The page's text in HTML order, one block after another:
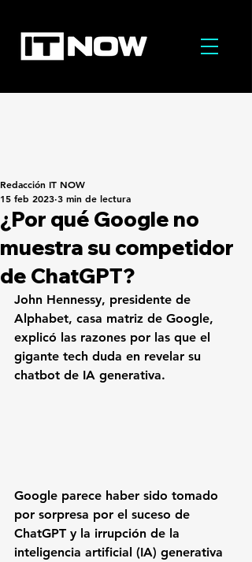
¿Por qué Google no
muestra su competidor
de ChatGPT?
Redacción IT NOW
15 feb 2023 3 min de lectura
John Hennessy, presidente de
Alphabet, casa matriz de Google,
explicó las razones por las que el
gigante tech duda en revelar su
chatbot de IA generativa.
Google parece haber sido tomado
por sorpresa por el suceso de
ChatGPT y la irrupción de la
inteligencia artificial (IA) generativa